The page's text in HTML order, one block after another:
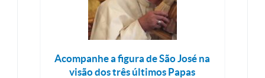
Acompanhe a figura de São José na
visão dos três últimos Papas